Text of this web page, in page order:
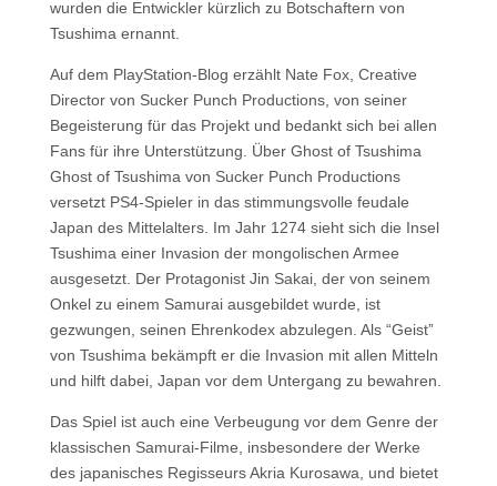
wurden die Entwickler kürzlich zu Botschaftern von
Tsushima ernannt.
Auf dem PlayStation-Blog erzählt Nate Fox, Creative
Director von Sucker Punch Productions, von seiner
Begeisterung für das Projekt und bedankt sich bei allen
Fans für ihre Unterstützung. Über Ghost of Tsushima
Ghost of Tsushima von Sucker Punch Productions
versetzt PS4-Spieler in das stimmungsvolle feudale
Japan des Mittelalters. Im Jahr 1274 sieht sich die Insel
Tsushima einer Invasion der mongolischen Armee
ausgesetzt. Der Protagonist Jin Sakai, der von seinem
Onkel zu einem Samurai ausgebildet wurde, ist
gezwungen, seinen Ehrenkodex abzulegen. Als “Geist”
von Tsushima bekämpft er die Invasion mit allen Mitteln
und hilft dabei, Japan vor dem Untergang zu bewahren.
Das Spiel ist auch eine Verbeugung vor dem Genre der
klassischen Samurai-Filme, insbesondere der Werke
des japanisches Regisseurs Akria Kurosawa, und bietet